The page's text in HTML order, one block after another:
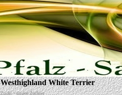
Westhighland White Terrier
Zucht > unsere Züchter